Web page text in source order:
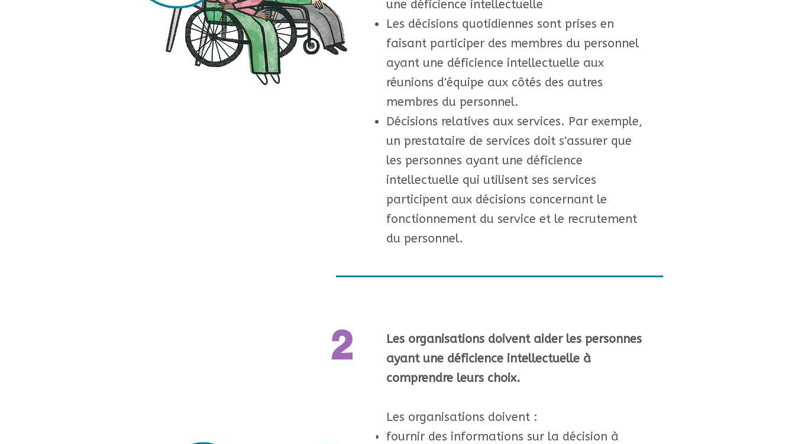
une déficience intellectuelle
Les décisions quotidiennes sont prises en
faisant participer des membres du personnel
ayant une déficience intellectuelle aux
réunions d'équipe aux côtés des autres
membres du personnel.
Décisions relatives aux services. Par exemple,
un prestataire de services doit s'assurer que
les personnes ayant une déficience
intellectuelle qui utilisent ses services
participent aux décisions concernant le
fonctionnement du service et le recrutement
du personnel.
2
Les organisations doivent aider les personnes
ayant une déficience intellectuelle à
comprendre leurs choix.
Les organisations doivent :
fournir des informations sur la décision à